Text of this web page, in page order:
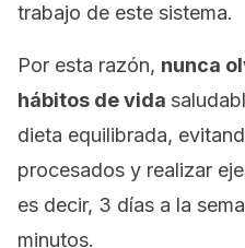
trabajo de este sistema.
Por esta razón, nunca
hábitos de vida
dieta equilibrada,
procesados y realizar
es decir, 3 días a la
minutos.